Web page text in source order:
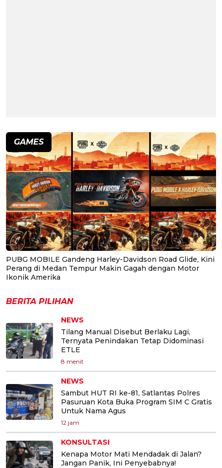
GAMES
PUBG MOBILE Gandeng Harley-Davidson Road Glide, Kini
Perang di Medan Tempur Makin Gagah dengan Motor
Ikonik Amerika
BERITA PILIHAN
NEWS
Tilang Manual Disebut Berlaku Lagi,
Ternyata Penindakan Tetap Didominasi
ETLE
8 menit
NEWS
Sambut HUT RI ke-81, Satlantas Polres
Pasuruan Kota Buka Program SIM C Gratis
Untuk Nama Agus
12 jam
KONSULTASI
Kenapa Motor Mati Mendadak di Jalan?
Jangan Panik, Ini Penyebabnya!